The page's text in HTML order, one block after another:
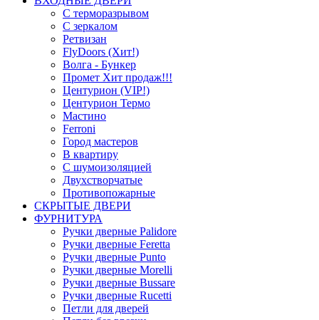
С терморазрывом
С зеркалом
Ретвизан
FlyDoors (Хит!)
Волга - Бункер
Промет Хит продаж!!!
Центурион (VIP!)
Центурион Термо
Мастино
Ferroni
Город мастеров
В квартиру
С шумоизоляцией
Двухстворчатые
Противопожарные
СКРЫТЫЕ ДВЕРИ
ФУРНИТУРА
Ручки дверные Palidore
Ручки дверные Feretta
Ручки дверные Punto
Ручки дверные Morelli
Ручки дверные Bussare
Ручки дверные Rucetti
Петли для дверей